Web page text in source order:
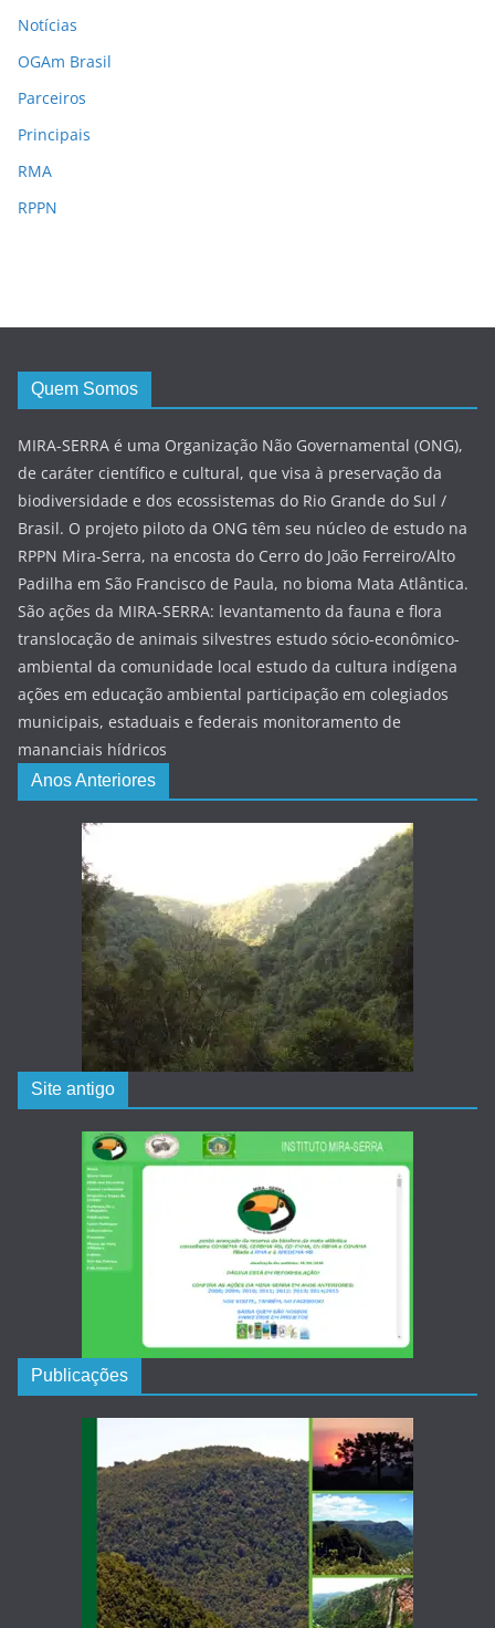
Notícias
OGAm Brasil
Parceiros
Principais
RMA
RPPN
Quem Somos
MIRA-SERRA é uma Organização Não Governamental (ONG),
de caráter científico e cultural, que visa à preservação da
biodiversidade e dos ecossistemas do Rio Grande do Sul /
Brasil. O projeto piloto da ONG têm seu núcleo de estudo na
RPPN Mira-Serra, na encosta do Cerro do João Ferreiro/Alto
Padilha em São Francisco de Paula, no bioma Mata Atlântica.
São ações da MIRA-SERRA: levantamento da fauna e flora
translocação de animais silvestres estudo sócio-econômico-
ambiental da comunidade local estudo da cultura indígena
ações em educação ambiental participação em colegiados
municipais, estaduais e federais monitoramento de
mananciais hídricos
Anos Anteriores
Site antigo
Publicações